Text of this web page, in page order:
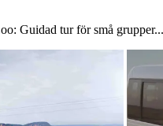
Guidad tur för små grupper...